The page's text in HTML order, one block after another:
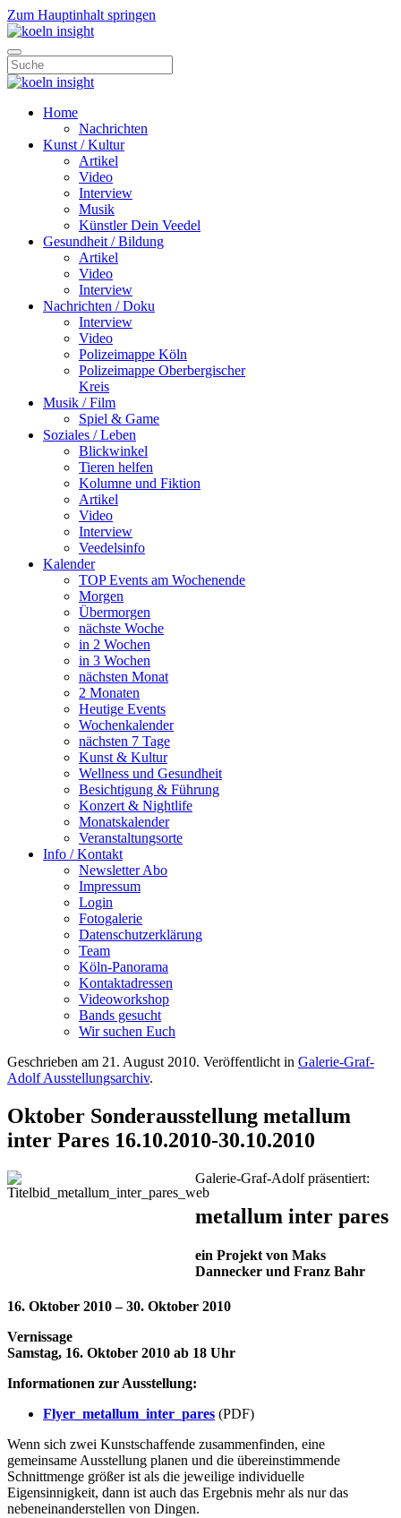
Zum Hauptinhalt springen
Home
Nachrichten
Kunst / Kultur
Artikel
Video
Interview
Musik
Künstler Dein Veedel
Gesundheit / Bildung
Artikel
Video
Interview
Nachrichten / Doku
Interview
Video
Polizeimappe Köln
Polizeimappe Oberbergischer
Kreis
Musik / Film
Spiel & Game
Soziales / Leben
Blickwinkel
Tieren helfen
Kolumne und Fiktion
Artikel
Video
Interview
Veedelsinfo
Kalender
TOP Events am Wochenende
Morgen
Übermorgen
nächste Woche
in 2 Wochen
in 3 Wochen
nächsten Monat
2 Monaten
Heutige Events
Wochenkalender
nächsten 7 Tage
Kunst & Kultur
Wellness und Gesundheit
Besichtigung & Führung
Konzert & Nightlife
Monatskalender
Veranstaltungsorte
Info / Kontakt
Newsletter Abo
Impressum
Login
Fotogalerie
Datenschutzerklärung
Team
Köln-Panorama
Kontaktadressen
Videoworkshop
Bands gesucht
Wir suchen Euch
Geschrieben am 21. August 2010. Veröffentlicht in Galerie-Graf-
Adolf Ausstellungsarchiv.
Oktober Sonderausstellung metallum
inter Pares 16.10.2010-30.10.2010
Galerie-Graf-Adolf präsentiert:
metallum inter pares
ein Projekt von Maks
Dannecker und Franz Bahr
16. Oktober 2010 – 30. Oktober 2010
Vernissage
Samstag, 16. Oktober 2010 ab 18 Uhr
Informationen zur Ausstellung:
Flyer_metallum_inter_pares (PDF)
Wenn sich zwei Kunstschaffende zusammenfinden, eine
gemeinsame Ausstellung planen und die übereinstimmende
Schnittmenge größer ist als die jeweilige individuelle
Eigensinnigkeit, dann ist auch das Ergebnis mehr als nur das
nebeneinanderstellen von Dingen.